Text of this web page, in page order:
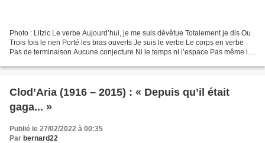
Photo : Litzic Le verbe Aujourd’hui, je me suis dévêtue Totalement je dis Ou
Trois fois le rien Porté les bras ouverts Je suis le verbe Le corps en verbe
Pas de terminaison Aucune conjecture Ni le temps ni l’espace Pas même le
Clod’Aria (1916 – 2015) : « Depuis qu’il était
gaga... »
Publié le 27/02/2022 à 00:35
Par bernard22